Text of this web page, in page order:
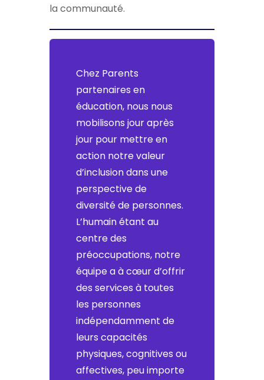
la communauté.
Chez Parents
partenaires en
éducation, nous nous
mobilisons jour après
jour pour mettre en
action notre valeur
d’inclusion dans une
perspective de
diversité de personnes.
L’humain étant au
centre des
préoccupations, notre
équipe a à cœur d’offrir
des services à toutes
les personnes
indépendamment de
leurs capacités
physiques, cognitives ou
affectives, peu importe